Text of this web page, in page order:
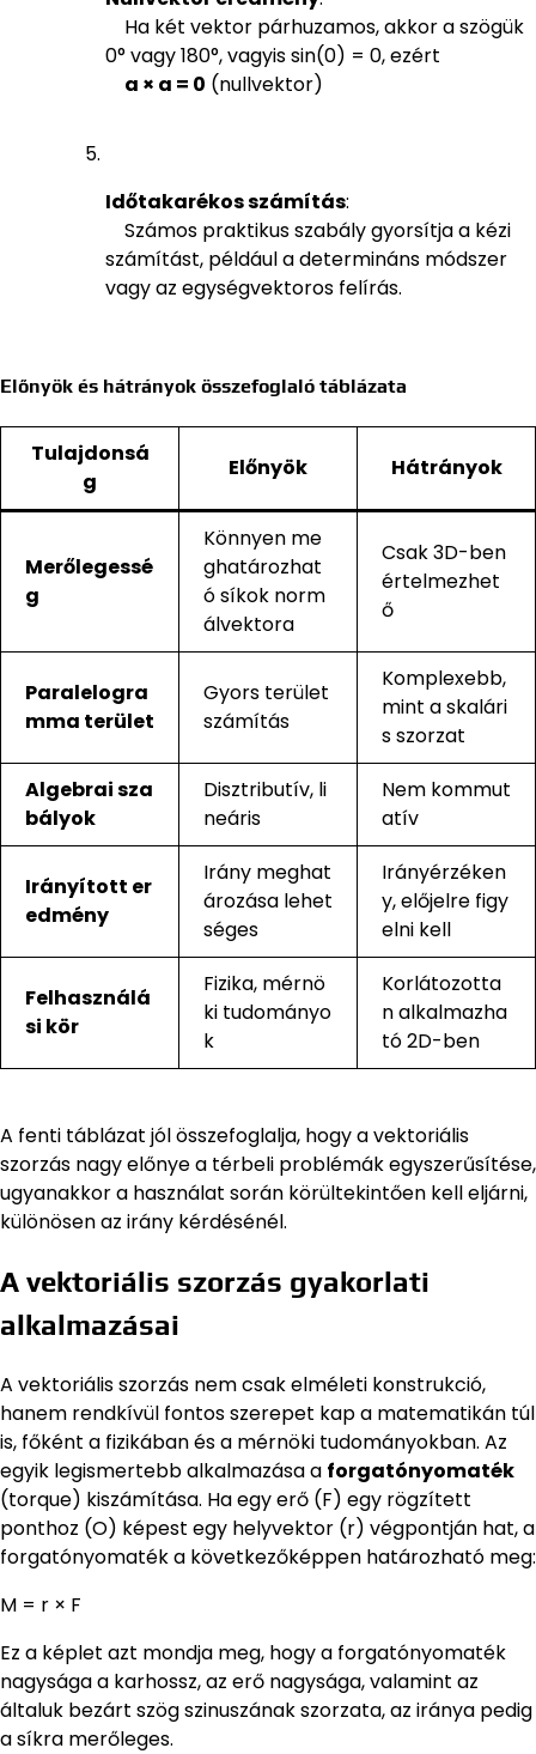
Ha két vektor párhuzamos, akkor a szögük
0° vagy 180°, vagyis sin(0) = 0, ezért
a × a = 0 (nullvektor)
Időtakarékos számítás:
Számos praktikus szabály gyorsítja a kézi
számítást, például a determináns módszer
vagy az egységvektoros felírás.
Előnyök és hátrányok összefoglaló táblázata
Tulajdonsá
g
Előnyök Hátrányok
Merőlegessé
g
Könnyen me
ghatározhat
ó síkok norm
álvektora
Csak 3D-ben
értelmezhet
ő
Paralelogra
mma terület
Gyors terület
számítás
Komplexebb,
mint a skalári
s szorzat
Algebrai sza
bályok
Disztributív, li
neáris
Nem kommut
atív
Irányított er
edmény
Irány meghat
ározása lehet
séges
Irányérzéken
y, előjelre figy
elni kell
Felhasználá
si kör
Fizika, mérnö
ki tudományo
k
Korlátozotta
n alkalmazha
tó 2D-ben
A fenti táblázat jól összefoglalja, hogy a vektoriális
szorzás nagy előnye a térbeli problémák egyszerűsítése,
ugyanakkor a használat során körültekintően kell eljárni,
különösen az irány kérdésénél.
A vektoriális szorzás gyakorlati
alkalmazásai
A vektoriális szorzás nem csak elméleti konstrukció,
hanem rendkívül fontos szerepet kap a matematikán túl
is, főként a fizikában és a mérnöki tudományokban. Az
egyik legismertebb alkalmazása a forgatónyomaték
(torque) kiszámítása. Ha egy erő (F) egy rögzített
ponthoz (O) képest egy helyvektor (r) végpontján hat, a
forgatónyomaték a következőképpen határozható meg:
M = r × F
Ez a képlet azt mondja meg, hogy a forgatónyomaték
nagysága a karhossz, az erő nagysága, valamint az
általuk bezárt szög szinuszának szorzata, az iránya pedig
a síkra merőleges.